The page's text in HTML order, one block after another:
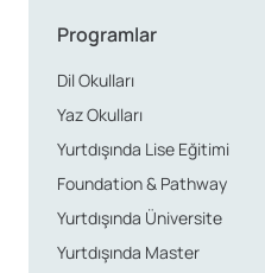
Programlar
Dil Okulları
Yaz Okulları
Yurtdışında Lise Eğitimi
Foundation & Pathway
Yurtdışında Üniversite
Yurtdışında Master